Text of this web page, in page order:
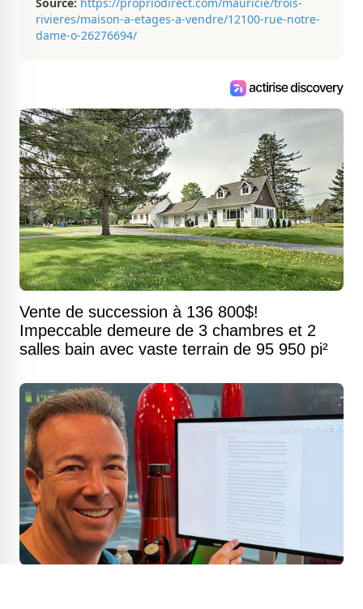
rivieres/maison-a-etages-a-vendre/12100-rue-notre-
dame-o-26276694/
Vente de succession à 136 800$!
Impeccable demeure de 3 chambres et 2
salles bain avec vaste terrain de 95 950 pi²